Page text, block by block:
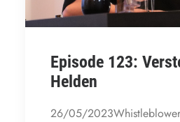
Episode 123:
Helden
26/05/